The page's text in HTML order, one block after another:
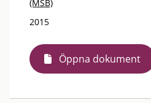
(MSB)
2015
Öppna dokument